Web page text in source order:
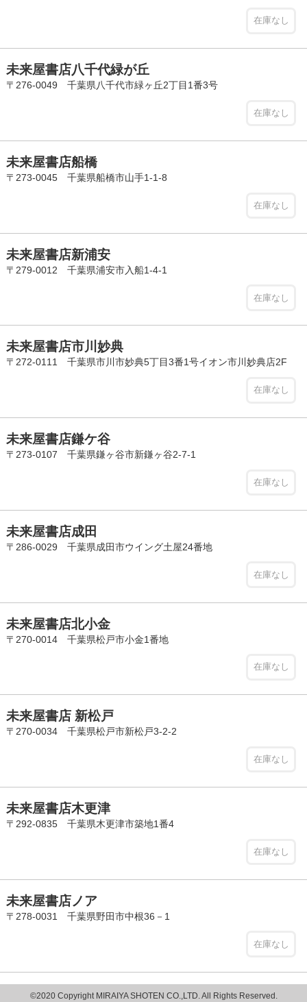
在庫なし
未来屋書店八千代緑が丘
〒276-0049 千葉県八千代市緑ヶ丘2丁目1番3号
在庫なし
未来屋書店船橋
〒273-0045 千葉県船橋市山手1-1-8
在庫なし
未来屋書店新浦安
〒279-0012 千葉県浦安市入船1-4-1
在庫なし
未来屋書店市川妙典
〒272-0111 千葉県市川市妙典5丁目3番1号イオン市川妙典店2F
在庫なし
未来屋書店鎌ケ谷
〒273-0107 千葉県鎌ヶ谷市新鎌ヶ谷2-7-1
在庫なし
未来屋書店成田
〒286-0029 千葉県成田市ウイング土屋24番地
在庫なし
未来屋書店北小金
〒270-0014 千葉県松戸市小金1番地
在庫なし
未来屋書店 新松戸
〒270-0034 千葉県松戸市新松戸3-2-2
在庫なし
未来屋書店木更津
〒292-0835 千葉県木更津市築地1番4
在庫なし
未来屋書店ノア
〒278-0031 千葉県野田市中根36－1
在庫なし
©2020 Copyright MIRAIYA SHOTEN CO.,LTD. All Rights Reserved.